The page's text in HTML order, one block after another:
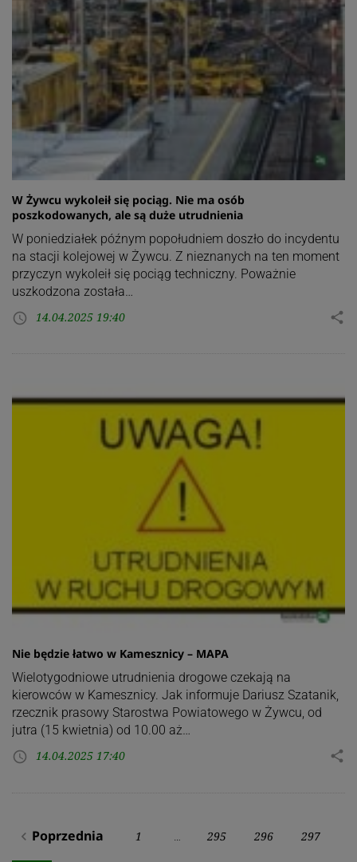
W Żywcu wykoleił się pociąg. Nie ma osób
poszkodowanych, ale są duże utrudnienia
W poniedziałek późnym popołudniem doszło do incydentu
na stacji kolejowej w Żywcu. Z nieznanych na ten moment
przyczyn wykoleił się pociąg techniczny. Poważnie
uszkodzona została…
access_time 14.04.2025 19:40 share
Nie będzie łatwo w Kamesznicy – MAPA
Wielotygodniowe utrudnienia drogowe czekają na
kierowców w Kamesznicy. Jak informuje Dariusz Szatanik,
rzecznik prasowy Starostwa Powiatowego w Żywcu, od
jutra (15 kwietnia) od 10.00 aż…
access_time 14.04.2025 17:40 share
Stronicowanie
wpisów
navigate_before Poprzednia 1 295 296 297